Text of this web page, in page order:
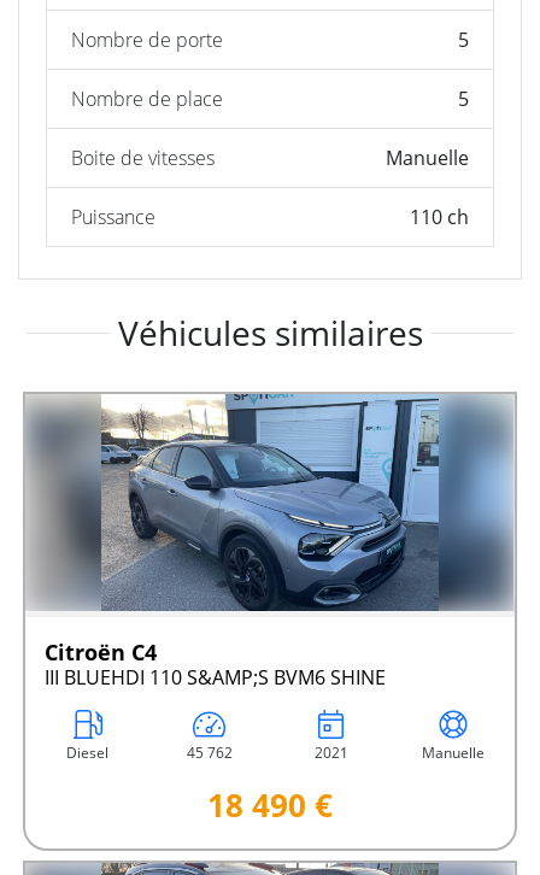
Nombre de porte 5
Nombre de place 5
Boite de vitesses Manuelle
Puissance 110 ch
Véhicules similaires
Citroën C4
III BLUEHDI 110 S&AMP;S BVM6 SHINE
Diesel 45 762 2021 Manuelle
18 490 €